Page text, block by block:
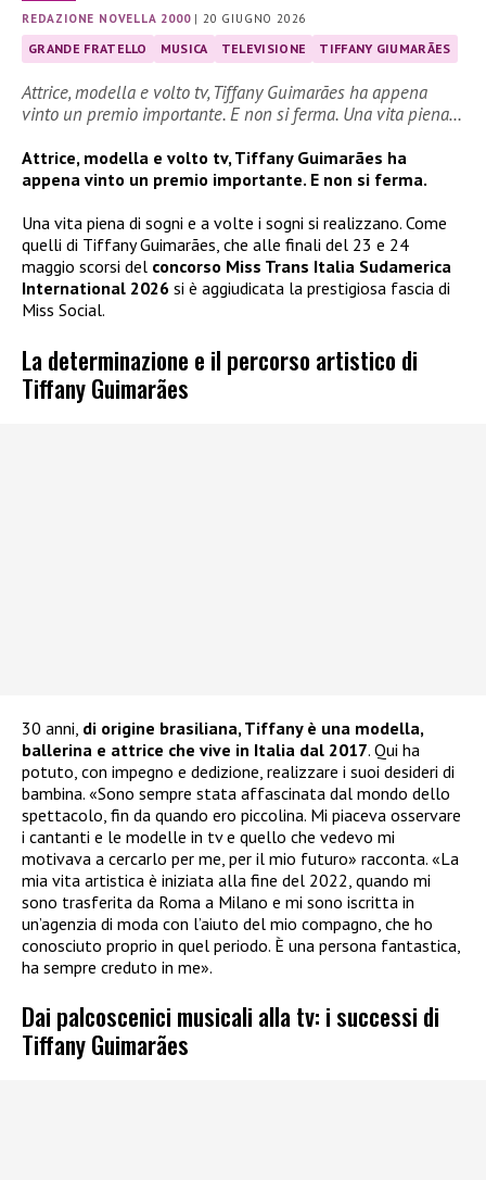
REDAZIONE NOVELLA 2000|20 GIUGNO 2026
GRANDE FRATELLO MUSICA TELEVISIONE TIFFANY GIUMARÃES
Attrice, modella e volto tv, Tiffany Guimarães ha appena
vinto un premio importante. E non si ferma. Una vita piena…
Attrice, modella e volto tv, Tiffany Guimarães ha
appena vinto un premio importante. E non si ferma.
Una vita piena di sogni e a volte i sogni si realizzano. Come
quelli di Tiffany Guimarães, che alle finali del 23 e 24
maggio scorsi del concorso Miss Trans Italia Sudamerica
International 2026 si è aggiudicata la prestigiosa fascia di
Miss Social.
La determinazione e il percorso artistico di
Tiffany Guimarães
30 anni, di origine brasiliana, Tiffany è una modella,
ballerina e attrice che vive in Italia dal 2017. Qui ha
potuto, con impegno e dedizione, realizzare i suoi desideri di
bambina. «Sono sempre stata affascinata dal mondo dello
spettacolo, fin da quando ero piccolina. Mi piaceva osservare
i cantanti e le modelle in tv e quello che vedevo mi
motivava a cercarlo per me, per il mio futuro» racconta. «La
mia vita artistica è iniziata alla fine del 2022, quando mi
sono trasferita da Roma a Milano e mi sono iscritta in
un’agenzia di moda con l’aiuto del mio compagno, che ho
conosciuto proprio in quel periodo. È una persona fantastica,
ha sempre creduto in me».
Dai palcoscenici musicali alla tv: i successi di
Tiffany Guimarães